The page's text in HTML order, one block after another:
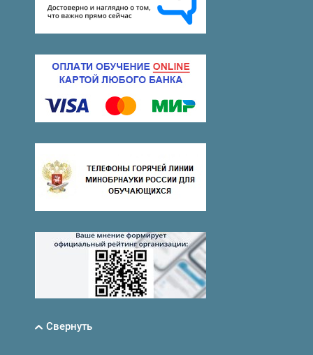
Свернуть